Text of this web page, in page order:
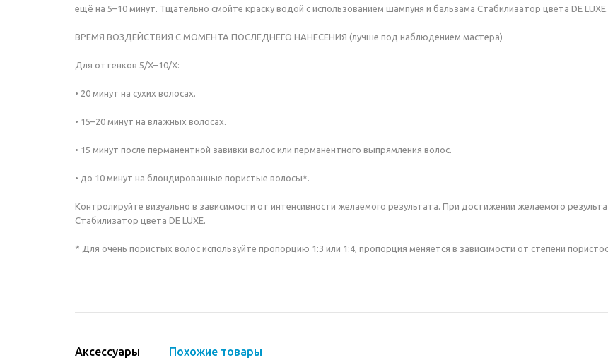
ещё на 5–10 минут. Тщательно смойте краску водой с использованием шампуня и бальзама Стабилизатор цвета DE LUXE.
ВРЕМЯ ВОЗДЕЙСТВИЯ С МОМЕНТА ПОСЛЕДНЕГО НАНЕСЕНИЯ (лучше под наблюдением мастера)
Для оттенков 5/Х–10/Х:
• 20 минут на сухих волосах.
• 15–20 минут на влажных волосах.
• 15 минут после перманентной завивки волос или перманентного выпрямления волос.
• до 10 минут на блондированные пористые волосы*.
Контролируйте визуально в зависимости от интенсивности желаемого результата. При достижении желаемого
Стабилизатор цвета DE LUXE.
* Для очень пористых волос используйте пропорцию 1:3 или 1:4, пропорция меняется в зависимости от степени
Аксессуары Похожие товары